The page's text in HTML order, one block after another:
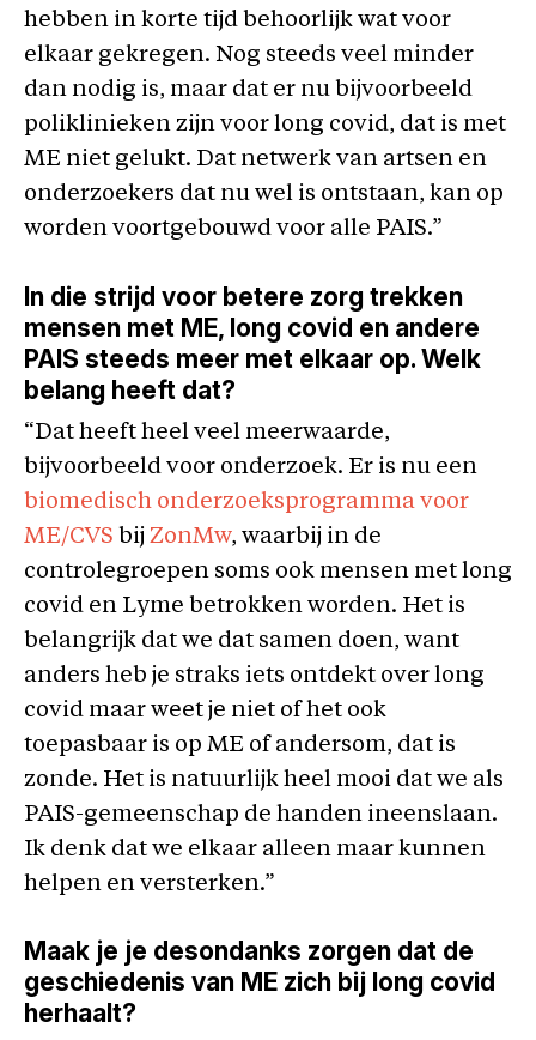
hebben in korte tijd behoorlijk wat voor
elkaar gekregen. Nog steeds veel minder
dan nodig is, maar dat er nu bijvoorbeeld
poliklinieken zijn voor long covid, dat is met
ME niet gelukt. Dat netwerk van artsen en
onderzoekers dat nu wel is ontstaan, kan op
worden voortgebouwd voor alle PAIS.”
In die strijd voor betere zorg trekken
mensen met ME, long covid en andere
PAIS steeds meer met elkaar op. Welk
belang heeft dat?
“Dat heeft heel veel meerwaarde,
bijvoorbeeld voor onderzoek. Er is nu een
biomedisch onderzoeksprogramma voor
ME/CVS bij ZonMw, waarbij in de
controlegroepen soms ook mensen met long
covid en Lyme betrokken worden. Het is
belangrijk dat we dat samen doen, want
anders heb je straks iets ontdekt over long
covid maar weet je niet of het ook
toepasbaar is op ME of andersom, dat is
zonde. Het is natuurlijk heel mooi dat we als
PAIS-gemeenschap de handen ineenslaan.
Ik denk dat we elkaar alleen maar kunnen
helpen en versterken.”
Maak je je desondanks zorgen dat de
geschiedenis van ME zich bij long covid
herhaalt?